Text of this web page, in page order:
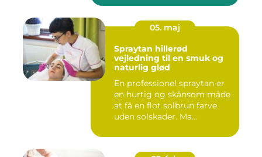
05. maj
Spraytan hillerød
vejledning til en smuk og
naturlig glød
En professionel spraytan er
en hurtig og skånsom måde
at få en flot solbrun farve
uden solskader. Ma...